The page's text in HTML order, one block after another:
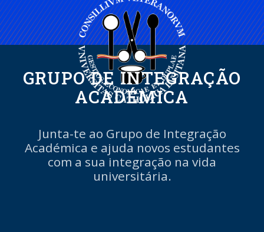
GRUPO DE INTEGRAÇÃO
ACADÉMICA
Junta-te ao Grupo de Integração
Académica e ajuda novos estudantes
com a sua integração na vida
universitária.